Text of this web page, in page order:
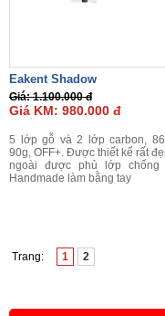
Eakent Shadow
Giá: 1.100.000 đ
Giá KM: 980.000 đ
5 lớp gỗ và 2 lớp carbon,
90g, OFF+. Được thiết kế rất
ngoài được phủ lớp chống
Handmade làm bằng tay
Trang: 1 2